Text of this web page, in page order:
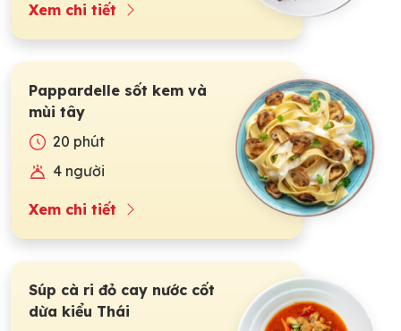
Xem chi tiết
Pappardelle sốt kem và
mùi tây
20 phút
4 người
Xem chi tiết
Súp cà ri đỏ cay nước cốt
dừa kiểu Thái